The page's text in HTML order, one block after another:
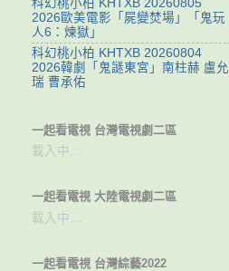
科幻桃小柏 KHTXB 20260805
2026歐美電影「屍變焚場」「鬼玩
人6：煉獄」
科幻桃小柏 KHTXB 20260804
2026韓劇「鬼謎東宮」南柱赫 盧允
瑞 曹承佑
一起看電視 台灣電視劇二區
載入中…
一起看電視 大陸電視劇二區
載入中…
一起看電視 台灣綜藝2022